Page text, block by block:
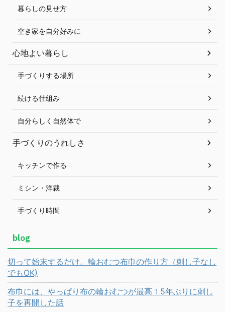
暮らしの見せ方
空き家を自分好みに
心地よい暮らし
手づくりする場所
続ける仕組み
自分らしく自然体で
手づくりのうれしさ
キッチンで作る
ミシン・洋裁
手づくり時間
blog
切って始末するだけ。輪おむつ布巾の作り方（刺し子なし
でもOK)
布巾には、やっぱり布の輪おむつが最高！5年ぶりに刺し
子を再開した話